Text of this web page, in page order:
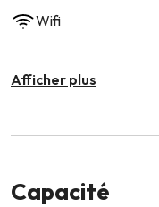
Wifi
Afficher plus
Capacité